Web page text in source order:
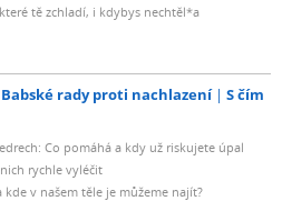
tě zchladí, i kdybys nechtěl*a
Babské rady proti nachlazení
S čím
Co pomáhá a kdy už riskujete úpal
rychle vyléčit
kde v našem těle je můžeme najít?